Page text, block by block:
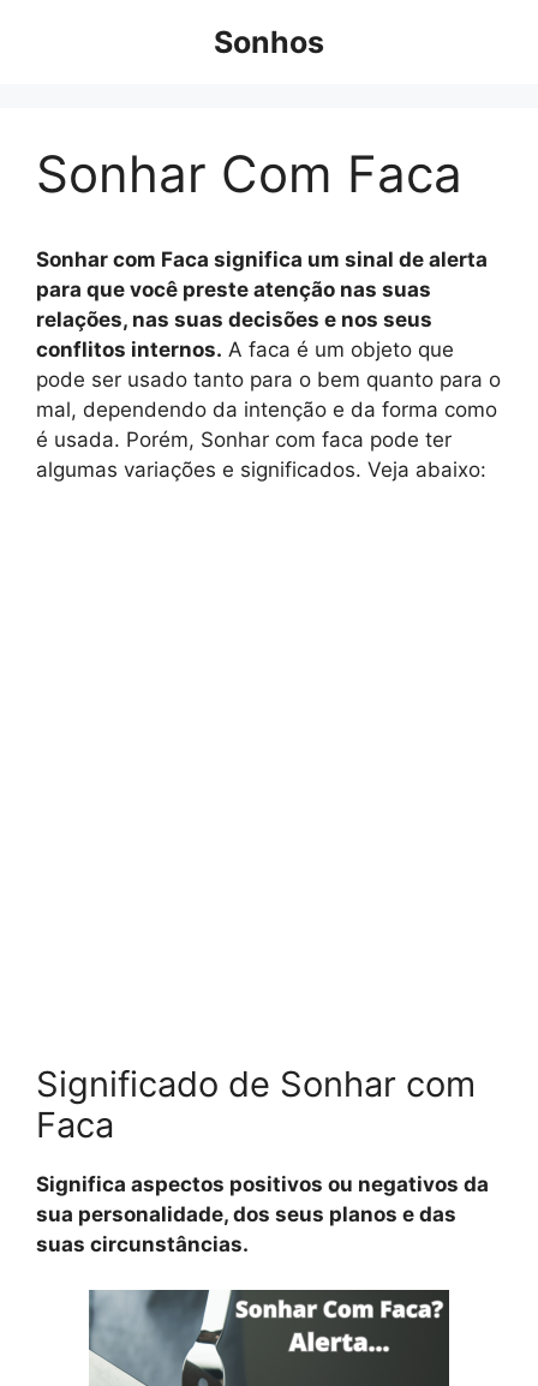
Sonhos
Sonhar Com Faca
Sonhar com Faca significa um sinal de alerta
para que você preste atenção nas suas
relações, nas suas decisões e nos seus
conflitos internos. A faca é um objeto que
pode ser usado tanto para o bem quanto para o
mal, dependendo da intenção e da forma como
é usada. Porém, Sonhar com faca pode ter
algumas variações e significados. Veja abaixo:
Significado de Sonhar com
Faca
Significa aspectos positivos ou negativos da
sua personalidade, dos seus planos e das
suas circunstâncias.